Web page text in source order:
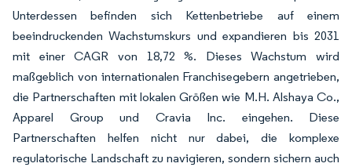
Unterdessen befinden sich Kettenbetriebe auf einem
beeindruckenden Wachstumskurs und expandieren bis 2031
mit einer CAGR von 18,72 %. Dieses Wachstum wird
maßgeblich von internationalen Franchisegebern angetrieben,
die Partnerschaften mit lokalen Größen wie M.H. Alshaya Co.,
Apparel Group und Cravia Inc. eingehen. Diese
Partnerschaften helfen nicht nur dabei, die komplexe
regulatorische Landschaft zu navigieren, sondern sichern auch